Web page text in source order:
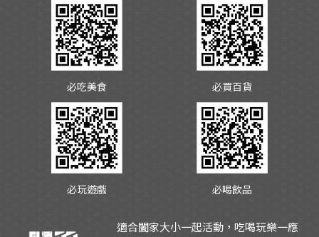
必吃美食 必買百貨
必玩遊戲 必喝飲品
適合闔家大小一起活動，吃喝玩樂一應